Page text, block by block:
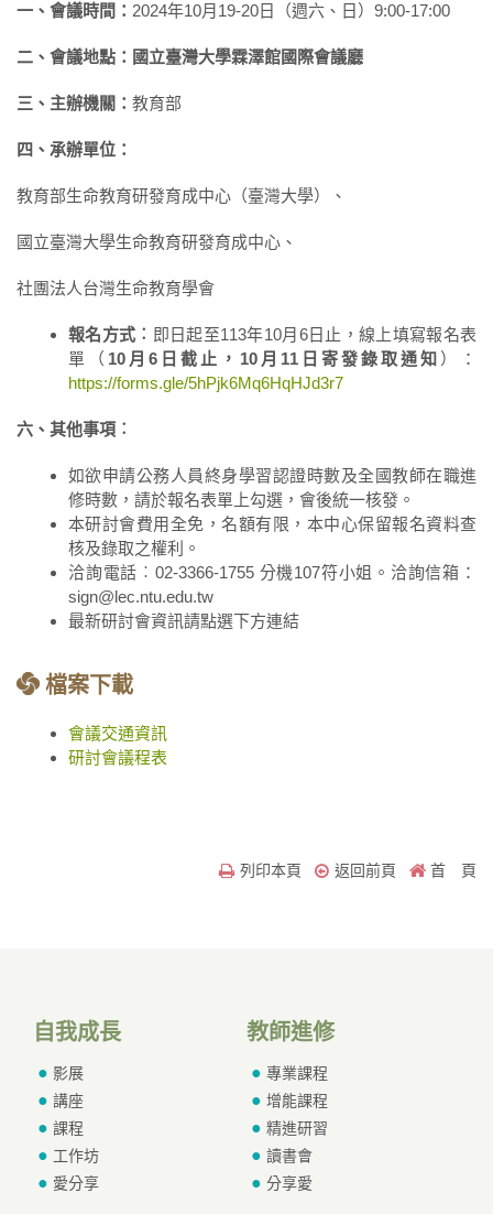
一、會議時間： 2024年10月19-20日（週六、日）9:00-17:00
二、會議地點：國立臺灣大學霖澤館國際會議廳
三、主辦機關： 教育部
四、承辦單位：
教育部生命教育研發育成中心（臺灣大學）、
國立臺灣大學生命教育研發育成中心、
社團法人台灣生命教育學會
報名方式︰ 即日起至113年10月6日止，線上填寫報名表
單（ 10 月6日截止，10月11日寄發錄取通知 ）：
https://forms.gle/5hPjk6Mq6HqHJd3r7
六、其他事項︰
如欲申請公務人員終身學習認證時數及全國教師在職進
修時數，請於報名表單上勾選，會後統一核發。
本研討會費用全免，名額有限，本中心保留報名資料查
核及錄取之權利。
洽詢電話︰02-3366-1755 分機107符小姐。洽詢信箱：
sign@lec.ntu.edu.tw
最新研討會資訊請點選下方連結
檔案下載
會議交通資訊
研討會議程表
列印本頁 返回前頁 首 頁
自我成長
影展
講座
課程
工作坊
愛分享
教師進修
專業課程
增能課程
精進研習
讀書會
分享愛